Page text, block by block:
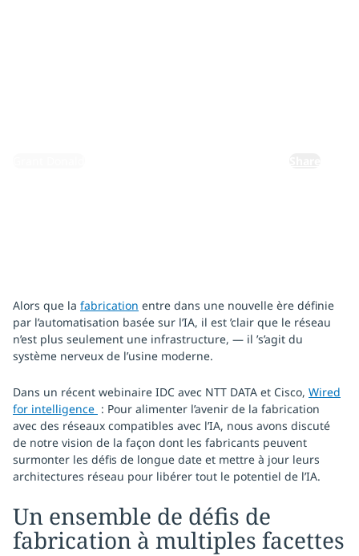
Alors que la fabrication entre dans une nouvelle ère définie
par l’automatisation basée sur l’IA, il est ’clair que le réseau
n’est plus seulement une infrastructure, — il ’s’agit du
système nerveux de l’usine moderne.
Dans un récent webinaire IDC avec NTT DATA et Cisco, Wired
for intelligence : Pour alimenter l’avenir de la fabrication
avec des réseaux compatibles avec l’IA, nous avons discuté
de notre vision de la façon dont les fabricants peuvent
surmonter les défis de longue date et mettre à jour leurs
architectures réseau pour libérer tout le potentiel de l’IA.
Un ensemble de défis de
fabrication à multiples facettes